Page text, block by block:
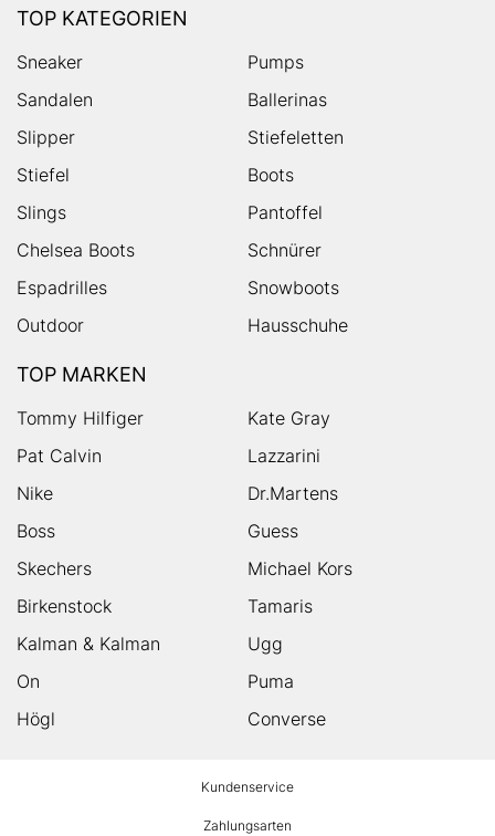
TOP KATEGORIEN
Sneaker
Pumps
Sandalen
Ballerinas
Slipper
Stiefeletten
Stiefel
Boots
Slings
Pantoffel
Chelsea Boots
Schnürer
Espadrilles
Snowboots
Outdoor
Hausschuhe
TOP MARKEN
Tommy Hilfiger
Kate Gray
Pat Calvin
Lazzarini
Nike
Dr.Martens
Boss
Guess
Skechers
Michael Kors
Birkenstock
Tamaris
Kalman & Kalman
Ugg
On
Puma
Högl
Converse
Kundenservice
Zahlungsarten